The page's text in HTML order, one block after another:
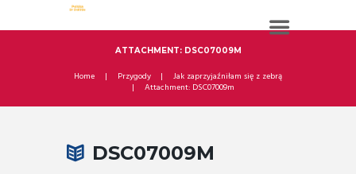
ATTACHMENT: DSC07009M
Home Przygody
Jak zaprzyjaźniłam się z zebrą
Attachment: DSC07009m
DSC07009M